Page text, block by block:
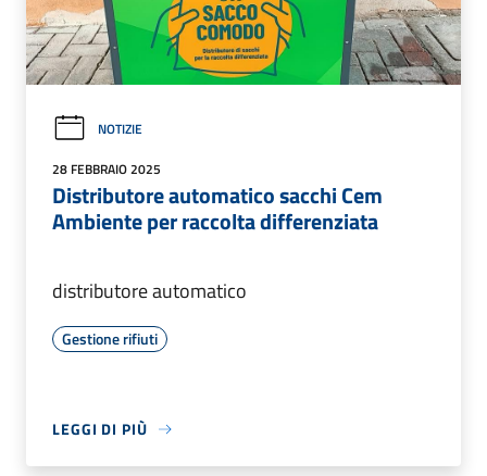
NOTIZIE
28 FEBBRAIO 2025
Distributore automatico sacchi Cem
Ambiente per raccolta differenziata
distributore automatico
Gestione rifiuti
LEGGI DI PIÙ